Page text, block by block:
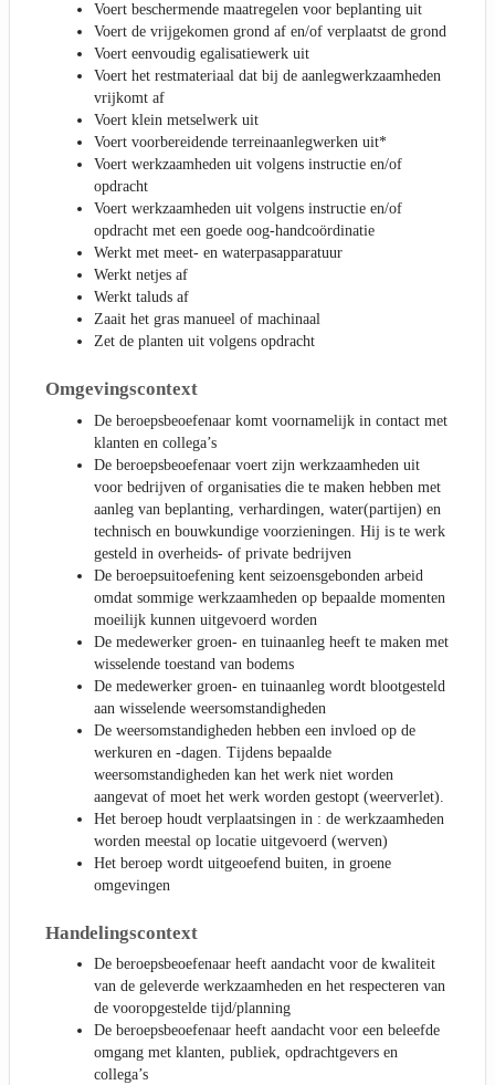
Voert beschermende maatregelen voor beplanting uit
Voert de vrijgekomen grond af en/of verplaatst de grond
Voert eenvoudig egalisatiewerk uit
Voert het restmateriaal dat bij de aanlegwerkzaamheden
vrijkomt af
Voert klein metselwerk uit
Voert voorbereidende terreinaanlegwerken uit*
Voert werkzaamheden uit volgens instructie en/of
opdracht
Voert werkzaamheden uit volgens instructie en/of
opdracht met een goede oog-handcoördinatie
Werkt met meet- en waterpasapparatuur
Werkt netjes af
Werkt taluds af
Zaait het gras manueel of machinaal
Zet de planten uit volgens opdracht
Omgevingscontext
De beroepsbeoefenaar komt voornamelijk in contact met
klanten en collega’s
De beroepsbeoefenaar voert zijn werkzaamheden uit
voor bedrijven of organisaties die te maken hebben met
aanleg van beplanting, verhardingen, water(partijen) en
technisch en bouwkundige voorzieningen. Hij is te werk
gesteld in overheids- of private bedrijven
De beroepsuitoefening kent seizoensgebonden arbeid
omdat sommige werkzaamheden op bepaalde momenten
moeilijk kunnen uitgevoerd worden
De medewerker groen- en tuinaanleg heeft te maken met
wisselende toestand van bodems
De medewerker groen- en tuinaanleg wordt blootgesteld
aan wisselende weersomstandigheden
De weersomstandigheden hebben een invloed op de
werkuren en -dagen. Tijdens bepaalde
weersomstandigheden kan het werk niet worden
aangevat of moet het werk worden gestopt (weerverlet).
Het beroep houdt verplaatsingen in : de werkzaamheden
worden meestal op locatie uitgevoerd (werven)
Het beroep wordt uitgeoefend buiten, in groene
omgevingen
Handelingscontext
De beroepsbeoefenaar heeft aandacht voor de kwaliteit
van de geleverde werkzaamheden en het respecteren van
de vooropgestelde tijd/planning
De beroepsbeoefenaar heeft aandacht voor een beleefde
omgang met klanten, publiek, opdrachtgevers en
collega’s